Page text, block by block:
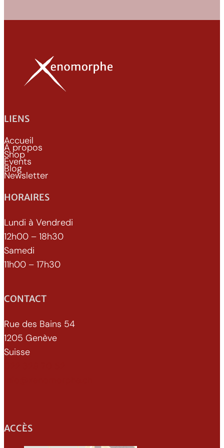
LIENS
Accueil
À propos
Shop
Events
Blog
Newsletter
HORAIRES
Lundi à Vendredi
12h00 – 18h30
Samedi
11h00 – 17h30
CONTACT
Rue des Bains 54
1205 Genève
Suisse
ACCÈS